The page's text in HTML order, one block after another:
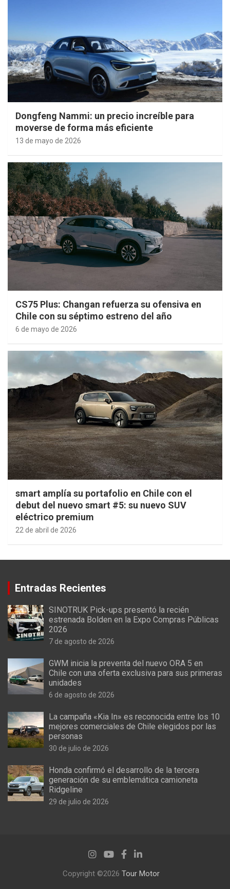
Dongfeng Nammi: un precio increíble para
moverse de forma más eficiente
13 de mayo de 2026
CS75 Plus: Changan refuerza su ofensiva en
Chile con su séptimo estreno del año
6 de mayo de 2026
smart amplía su portafolio en Chile con el
debut del nuevo smart #5: su nuevo SUV
eléctrico premium
22 de abril de 2026
Entradas Recientes
SINOTRUK Pick-ups presentó la recién
estrenada Bolden en la Expo Compras Públicas
2026
7 de agosto de 2026
GWM inicia la preventa del nuevo ORA 5 en
Chile con una oferta exclusiva para sus primeras
unidades
6 de agosto de 2026
La campaña «Kia In» es reconocida entre los 10
mejores comerciales de Chile elegidos por las
personas
30 de julio de 2026
Honda confirmó el desarrollo de la tercera
generación de su emblemática camioneta
Ridgeline
29 de julio de 2026
Copyright ©2026 Tour Motor